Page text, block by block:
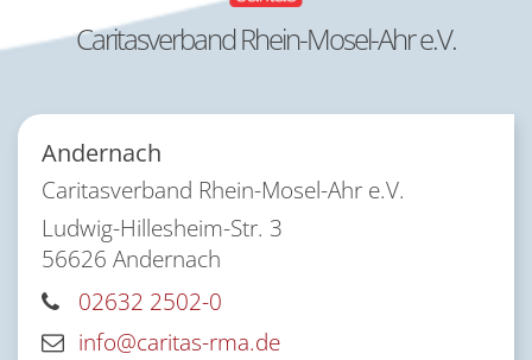
Caritasverband Rhein-Mosel-Ahr e.V.
Andernach
Caritasverband Rhein-Mosel-Ahr e.V.
Ludwig-Hillesheim-Str. 3
56626 Andernach
02632 2502-0
info@caritas-rma.de